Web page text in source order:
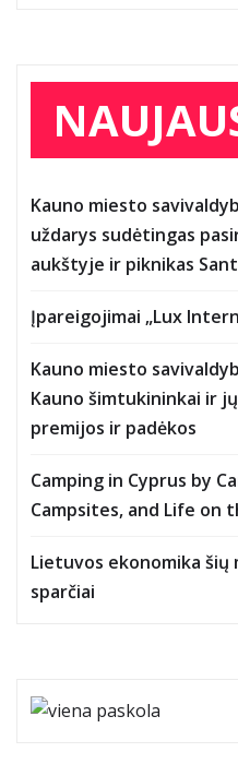
Kauno miesto
uždarys sudėtingas
aukštyje ir piknikas
Įpareigojimai „Lux
Kauno miesto
Kauno šimtukininkai ir
premijos ir padėkos
Camping in Cyprus by
Campsites, and Life on
Lietuvos ekonomika
sparčiai